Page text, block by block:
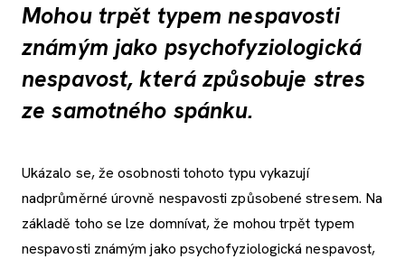
Mohou trpět typem nespavosti
známým jako psychofyziologická
nespavost, která způsobuje stres
ze samotného spánku.
Ukázalo se, že osobnosti tohoto typu vykazují
nadprůměrné úrovně nespavosti způsobené stresem. Na
základě toho se lze domnívat, že mohou trpět typem
nespavosti známým jako psychofyziologická nespavost,